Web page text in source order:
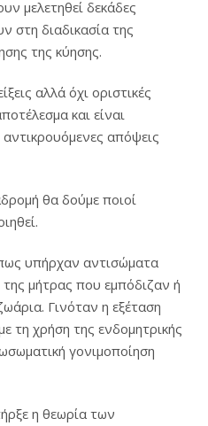
μελετηθεί δεκάδες
στη διαδικασία της
της κύησης.
αλλά όχι οριστικές
και είναι
απόψεις
θα δούμε ποιοί
υπήρχαν αντισώματα
μήτρας που εμπόδιζαν ή
Γινόταν η εξέταση
τη χρήση της ενδομητρικής
γονιμοποίηση
η θεωρία των